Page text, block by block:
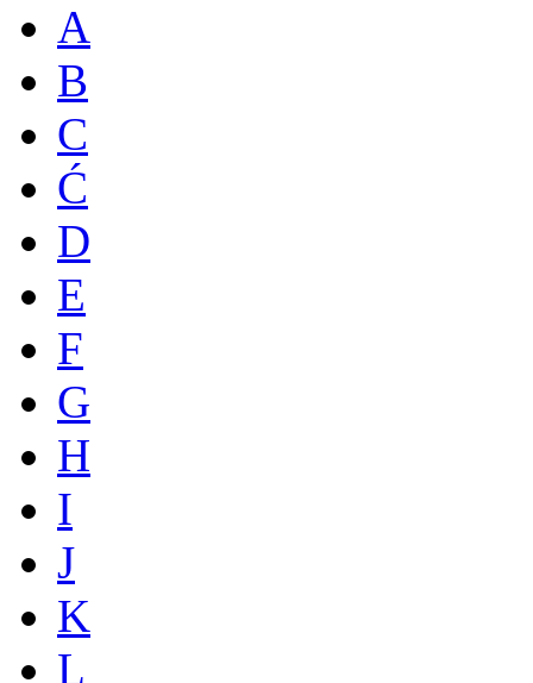
A
B
C
Ć
D
E
F
G
H
I
J
K
L